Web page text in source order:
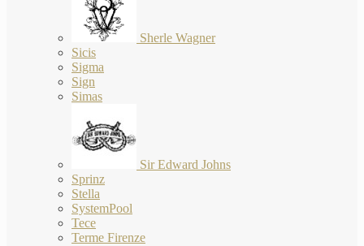
Sherle Wagner
Sicis
Sigma
Sign
Simas
Sir Edward Johns
Sprinz
Stella
SystemPool
Tece
Terme Firenze